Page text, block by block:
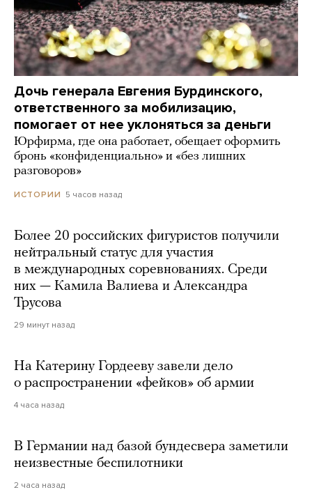
Дочь генерала Евгения Бурдинского,
ответственного за мобилизацию,
помогает от нее уклоняться за деньги
Юрфирма, где она работает, обещает оформить
бронь «конфиденциально» и «без лишних
разговоров»
ИСТОРИИ 5 часов назад
Более 20 российских фигуристов получили
нейтральный статус для участия
в международных соревнованиях. Среди
них — Камила Валиева и Александра
Трусова
29 минут назад
На Катерину Гордееву завели дело
о распространении «фейков» об армии
4 часа назад
В Германии над базой бундесвера заметили
неизвестные беспилотники
2 часа назад